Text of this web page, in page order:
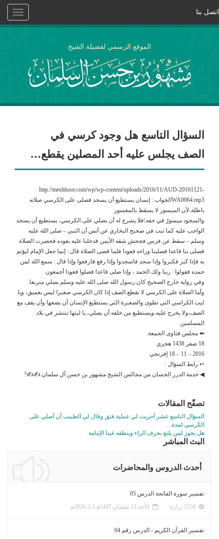
Toggle
اتصل بنا
الموقع الرسمي لفضيلة الشيخ
السؤال التاسع هل وجود كرسي في
الصف يجلس عليه أحد المصلين يقطع…
http://meshhoor.com/wp/wp-content/uploads/2016/11/AUD-20161121-
WA0064.mp3الجواب : إنسان يستطيع أن يسجد فصلى على الكرسي صلاته
باطلة،لأن الميسور لا يسقط بالمعسور
والسجود ميسورٌ في حقه؛فلا يشرع له أن يصلي على الكرسي، يستطيع أن يسجد
الواجب عليه كما ثبت في صحيح البخاري عن أنس أن النبي – صلى الله عليه
وسلم – سقط عن فرس فجحش شقه الأيمن فدخلنا عليه نعوده فحضرت الصلاة
فصلى بنا قاعدا فصلينا وراءه قعودا فلما قضى الصلاة قال : إنما جعل الإمام ليؤتم
به فإذا كبر فكبروا وإذا سجد فاسجدوا وإذا رفع فارفعوا وإذا قال : سمع الله لمن
حمده فقولوا : ربنا ولك الحمد ، وإذا صلى قاعدا فصلوا قعودا أجمعون
وفي رواية خارج الصحيح كان رسول الله صلى الله عليه وسلم يصلي متربعا.
وأما الصلاة على الكرسي لا تقطع الصف إذا كان الكرسي صغيرا ليس بعميق، ويا
ليت الكراسي التي تطوى والصغيرة التي يستطيع الإنسان أن يضعها وأن يقف مع
الصف،ولا يخرج عليه،ويستطيع من خلفه أن يصلي، يا ليتها تنتشر في بلاد
المسلمين.
⬅ مجلس فتاوى الجمعة.
18 صفر 1438 هجري
2016 – 11 – 18 إفرنجي
↩ رابط السؤال :
◀ خدمة الدرر الحسان من مجالس الشيخ مشهور بن حسن آل سلمان.✍✍?
تصفّح المقالات
السؤال التاسع عشر أجريت لي عملية فتق وقال لي الطبيب أن أصلي على
الكرسي لمدة…
هل يجوز لمن يلثغ بحرف الراء وينطقه غينا الإمامة
البث المباشر
أحدث الدروس والمحاضرات
تفسير سورة الفاتحة الدرس 05
الأحد 13 شعبان 1447ﻫ 1-2-2026م
تفسير القرآن الكريم - الدرس رقم 04